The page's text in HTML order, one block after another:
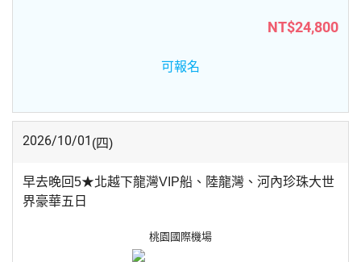
NT$24,800
可報名
2026/10/01 (四)
早去晚回5★北越下龍灣VIP船、陸龍灣、河內珍珠大世
界豪華五日
桃園國際機場